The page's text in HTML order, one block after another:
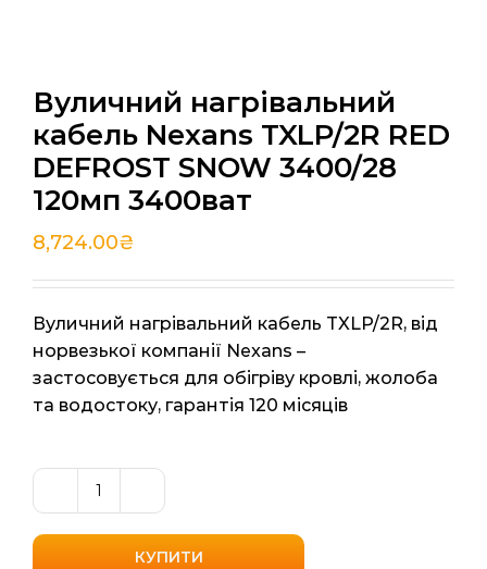
Вуличний нагрівальний
кабель Nexans TXLP/2R RED
DEFROST SNOW 3400/28
120мп 3400ват
8,724.00₴
Вуличний нагрівальний кабель TXLP/2R, від
норвезької компанії Nexans –
застосовується для обігріву кровлі, жолоба
та водостоку, гарантія 120 місяців
Вуличний
нагрівальний
кабельКУПИТИ